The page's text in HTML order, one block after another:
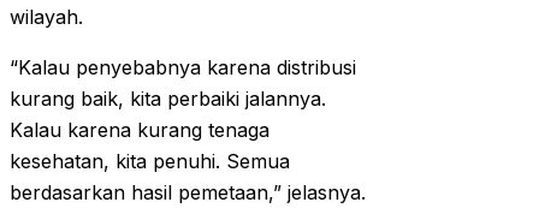
wilayah.
“Kalau penyebabnya karena distribusi
kurang baik, kita perbaiki jalannya.
Kalau karena kurang tenaga
kesehatan, kita penuhi. Semua
berdasarkan hasil pemetaan,” jelasnya.